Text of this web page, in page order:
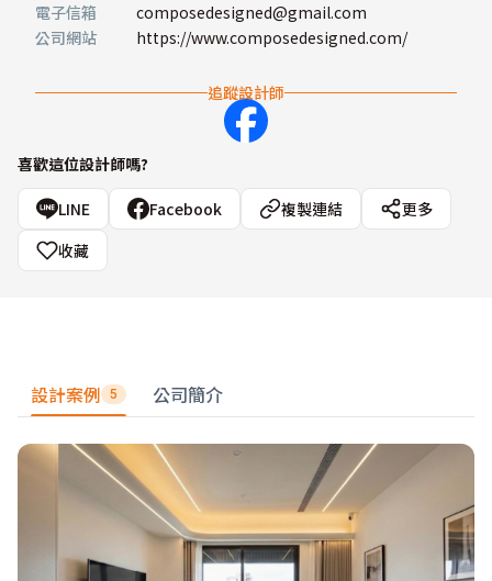
電子信箱
composedesigned@gmail.com
公司網站
https://www.composedesigned.com/
追蹤設計師
喜歡這位設計師嗎?
LINE Facebook 複製連結
更多
收藏
設計案例 5 公司簡介